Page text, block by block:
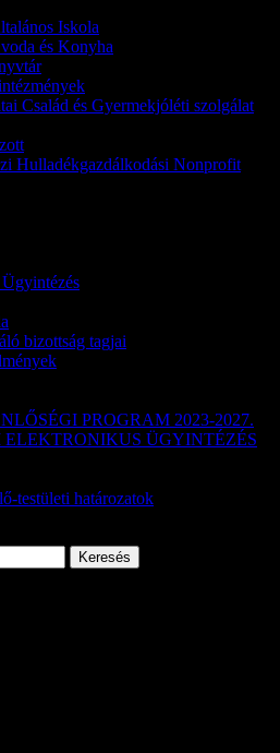
Iskola
és Konyha
Család és Gyermekjóléti szolgálat
Hulladékgazdálkodási Nonprofit
bizottság tagjai
PROGRAM 2023-2027.
ÜGYINTÉZÉS
testületi határozatok